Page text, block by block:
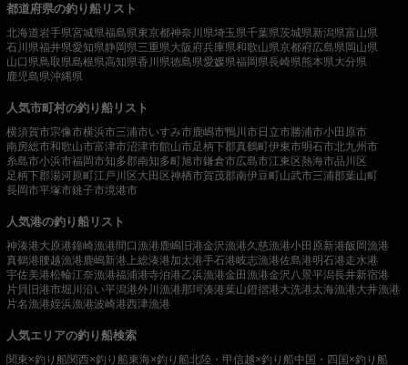
都道府県の釣り船リスト
北海道岩手県宮城県福島県東京都神奈川県埼玉県千葉県茨城県新潟県富山県
石川県福井県愛知県静岡県三重県大阪府兵庫県和歌山県京都府広島県岡山県
山口県鳥取県島根県高知県香川県徳島県愛媛県福岡県長崎県熊本県大分県
鹿児島県沖縄県
人気市町村の釣り船リスト
横須賀市宗像市横浜市三浦市いすみ市鹿嶋市鴨川市日立市勝浦市小田原市
南房総市和歌山市富津市沼津市館山市足柄下郡真鶴町伊東市明石市北九州市
糸島市小浜市福岡市知多郡南知多町旭市鎌倉市広島市江東区熱海市品川区
足柄下郡湯河原町江戸川区大田区神栖市賀茂郡南伊豆町山武市三浦郡葉山町
長岡市平塚市銚子市境港市
人気港の釣り船リスト
神湊港大原港鐘崎漁港間口漁港 鹿嶋旧港金沢漁港久慈漁港小田原新港飯岡漁港
真鶴港腰越漁港 鹿嶋新港 上総湊港加太港手石港岐志漁港佐島港明石港走水港
宇佐美港松輪江奈漁港福浦港寺泊港乙浜漁港金田漁港金沢八景平潟長井新宿港
片貝旧港市堀川沿い平潟港外川漁港那珂湊港葉山鐙摺港大洗港太海漁港大井漁港
片名漁港姪浜漁港波崎港西津漁港
人気エリアの釣り船検索
関東×釣り船関西×釣り船東海×釣り船北陸・甲信越×釣り船中国・四国×釣り船